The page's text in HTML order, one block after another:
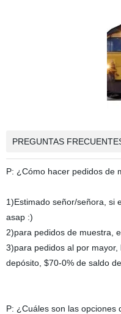
PREGUNTAS
P: ¿Cómo hacer pedidos de
1)Estimado señor/señora, si
asap :)
2)para pedidos de muestra,
3)para pedidos al por
depósito, $70-0% de saldo
P: ¿Cuáles son las opciones